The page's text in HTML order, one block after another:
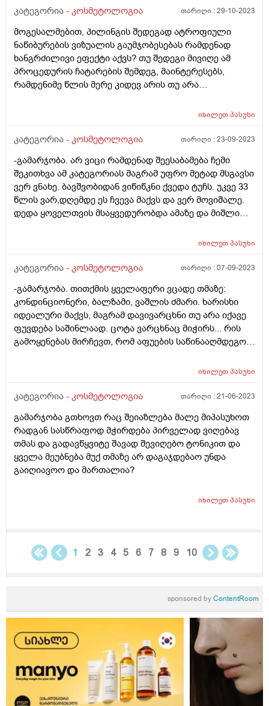
გაქრა მაგრამ პრობლემა ისაა რომ ამის ადგილზე
გამირკვევია ნაწიბურებია თუ პიგმენტს აქვს ფერი
შეცვლილი. ინტერნეტში ვცადე ინფორმაციის მოძიება
და როგორც გავიგე ამას შეიძლება ერქვას ე.წ “PIH“
რაც ქართულად არ ვიცი როგორ ითარგმნება თუმცა
არის ლაქის სახეობა რომელიც ჩნდება კაპილარების
დაზიანდა კაპილარები, ამის გამო თუ მაქვს ეს
დერმატოლოგიურად რამდენად შესაძლებელია მისი
მკურნალობა და მოშორება? არსებობს შანსი იმის,
რომ ამგვარი ლაქა/შრამი/ნაწიბურები გაქრეს და კანმა
ბუნებრივი იერი დაიბრუნოს?
კატეგორია - კოსმეტოლოგია თარიღი :29-10-2023
მოგესალმებით, პილინგის შედეგად ატროფიული
ნაწიბურების ვიზუალის გაუმჯობესებას რამდენად
ხანგრძილივი ეფექტი აქვს? თუ შედეგი მივიღე ამ
პროცედურის ჩატარების შემდეგ, მაინტერესებს,
რამდენიმე წლის მერე კიდევ არის თუ არა
შენარჩუნდება და ნაწიბურების ვიზუალი გარკვეული
იხილეთპასუხი
კატეგორია - კოსმეტოლოგია თარიღი :23-09-2023
-გამარჯობა. არ ვიცი რამდენად შეესაბამება ჩემი
შეკითხვა ამ კატეგორიას მაგრამ უფრო მეტად მსგავსი
ვერ ვნახე. ბავშვობიდან ვიწიწკნი ქვედა ტუჩს. უკვე 33
წლის ვარ,დღემდე ეს ჩვევა მაქვს და ვერ მოვიშალე.
დედა ყოველთვის მსაყვედურობდა ამაზე და მიშლიდა
მიშლის მაგრამ მაინც ვერ ვეშვები. სისტემატიურად
ხანს მაინც არ წავიღო ხელი ტუჩისკენ მაგრამ ბოლოს
მოვუხერხო? როგორ მოვიცილო ის სქელი,უხეში კანი
ტუჩიდან ისე რომ მეორედ აღარ მქონდეს
მოსაცილებელი. ვისაც შევხედავ ყველას ისეთი ტუჩები
აქვთ ზუსტად ვიცი რომ არ იწიწკნიან. მე კიდევ
დამსკდარი,ზოგჯერ სისხლიანიც,ეშხში რომ შევალ
პრობლემას? გთხოვთ დამაკვალიანოთ რა გავაკეთო.
დიდი მადლობა
იხილეთპასუხი
კატეგორია - კოსმეტოლოგია თარიღი :07-09-2023
-გამარჯობა. თითქმის ყველაფერი ვცადე თმაზე:
კონდინციონერი, ბალზამი, ვაშლის ძმარი. ხარისხი
იდეალური მაქვს, მაგრამ დავივარცხნი თუ არა იქავე
ფუვდება საშინლაად. ცოტა ვარცხნაც მიჭირს... რის
გამოყენებას მირჩევთ, რომ აფუების საწინააღმდეგოდ
იხილეთპასუხი
კატეგორია - კოსმეტოლოგია თარიღი :21-06-2023
გამარჯობა გთხოვთ რაც შეიაზლება მალე მიპასუხოთ
რადგან სასწრაფოდ მჭირდება პირველად ვიღებავ
თმას და გადავწყვიტე შავად შევიღებო ტონიკით და
ყველა მეუბნება მუქ თმაზე არ დაგაჯდებაო უნდა
გაიღიავოო და მართალია?
იხილეთპასუხი
1 2 3 4 5 6 7 8 9 10
sponsored byContentRoom